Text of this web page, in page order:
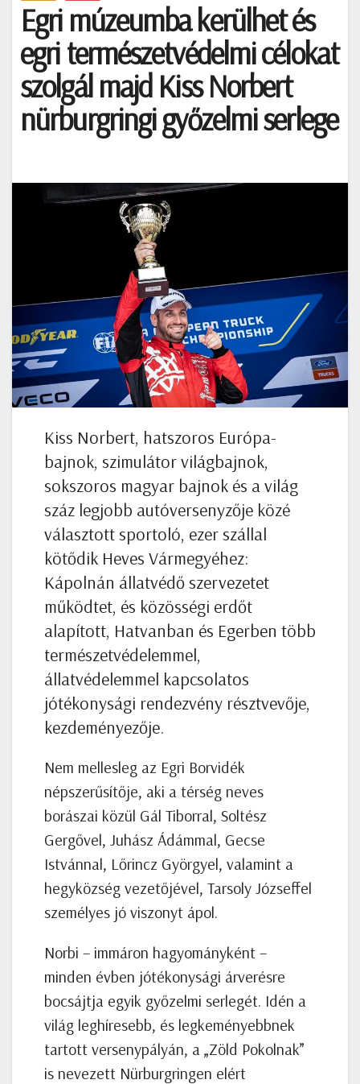
Egri múzeumba kerülhet és
egri természetvédelmi célokat
szolgál majd Kiss Norbert
nürburgringi győzelmi serlege
Kiss Norbert, hatszoros Európa-
bajnok, szimulátor világbajnok,
sokszoros magyar bajnok és a világ
száz legjobb autóversenyzője közé
választott sportoló, ezer szállal
kötődik Heves Vármegyéhez:
Kápolnán állatvédő szervezetet
működtet, és közösségi erdőt
alapított, Hatvanban és Egerben több
természetvédelemmel,
állatvédelemmel kapcsolatos
jótékonysági rendezvény résztvevője,
kezdeményezője.
Nem mellesleg az Egri Borvidék
népszerűsítője, aki a térség neves
borászai közül Gál Tiborral, Soltész
Gergővel, Juhász Ádámmal, Gecse
Istvánnal, Lőrincz Györgyel, valamint a
hegyközség vezetőjével, Tarsoly Józseffel
személyes jó viszonyt ápol.
Norbi – immáron hagyományként –
minden évben jótékonysági árverésre
bocsájtja egyik győzelmi serlegét. Idén a
világ leghíresebb, és legkeményebbnek
tartott versenypályán, a „Zöld Pokolnak”
is nevezett Nürburgringen elért